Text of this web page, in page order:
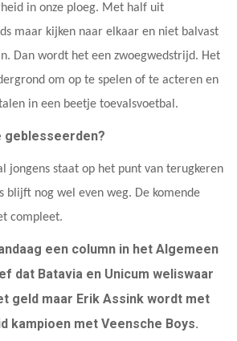
in onze ploeg. Met half uit
maar kijken naar elkaar en niet balvast
Dan wordt het een zwoegwedstrijd. Het
om op te spelen of te acteren en
in een beetje toevalsvoetbal.
geblesseerden?
jongens staat op het punt van terugkeren
blijft nog wel even weg. De komende
compleet.
een column in het Algemeen
dat Batavia en Unicum weliswaar
geld maar Erik Assink wordt met
kampioen met Veensche Boys.